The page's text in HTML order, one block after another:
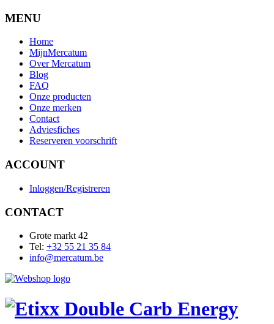
MENU
Home
MijnMercatum
Over Mercatum
Blog
FAQ
Onze producten
Onze merken
Contact
Adviesfiches
Reserveren voorschrift
ACCOUNT
Inloggen/Registreren
CONTACT
Grote markt 42
Tel: +32 55 21 35 84
info@mercatum.be